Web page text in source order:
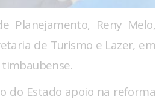
Planejamento, Reny Melo,
de Turismo e Lazer, em
do Estado apoio na reforma